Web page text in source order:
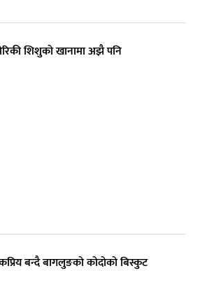
शिशुको खानामा अझै पनि
बन्दै बागलुङको कोदोको बिस्कुट